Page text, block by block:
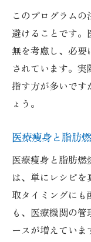
脂肪燃
の作り方
医療痩
ルール
医療痩
割
日常でラク
医療痩
術
脂肪燃
このプログラム
避けることです。
無を考慮し、必
されています。
指す方が多いです
ょう。
医療痩身と脂肪
医療痩身と脂肪燃
は、単にレシピ
取タイミングに
も、医療機関の
ースが増えていま